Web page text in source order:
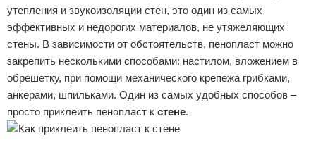
Дизайн квартиры
Посуда
Ремонт
Ремонт дачи
Ремонт квартиры
Инструменты
Ванная
Домашний быт
Размещение рекламы
Для правообладателей
Условия предоставления информации
Отказ от ответственности
утепления и звукоизоляции стен, это один из самых
эффективных и недорогих материалов, не утяжеляющих
стены. В зависимости от обстоятельств, пенопласт можно
закрепить несколькими способами: настилом, вложением в
обрешетку, при помощи механического крепежа грибками,
анкерами, шпильками. Один из самых удобных способов –
просто приклеить пенопласт к стене.